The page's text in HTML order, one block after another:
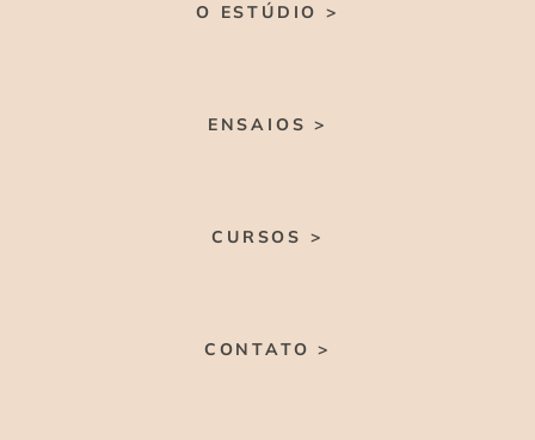
O ESTÚDIO >
ENSAIOS >
CURSOS >
CONTATO >